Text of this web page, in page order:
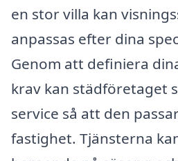
en stor villa kan
anpassas efter dina
Genom att definiera
krav kan städföretaget
service så att den
fastighet. Tjänsterna